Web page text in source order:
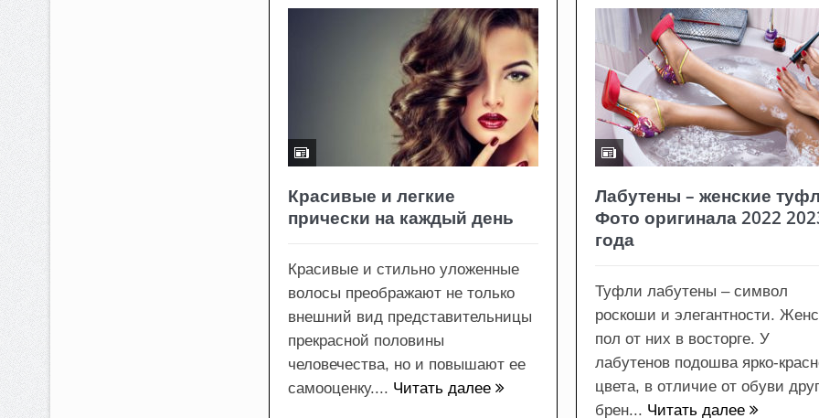
Красивые и легкие
прически на каждый день
Красивые и стильно уложенные
волосы преображают не только
внешний вид представительницы
прекрасной половины
человечества, но и повышают ее
самооценку.... Читать далее
Лабутены – женские
Фото оригинала 2022
года
Туфли лабутены – символ
роскоши и элегантности.
пол от них в восторге. У
лабутенов подошва ярко-
цвета, в отличие от обуви
брен... Читать далее